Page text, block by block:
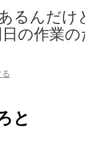
るんだけ
の作業
と